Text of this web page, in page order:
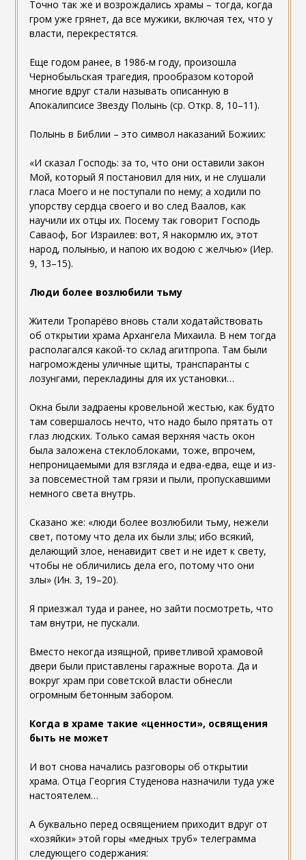
Точно так же и возрождались храмы – тогда, когда
гром уже грянет, да все мужики, включая тех, что у
власти, перекрестятся.
Еще годом ранее, в 1986-м году, произошла
Чернобыльская трагедия, прообразом которой
многие вдруг стали называть описанную в
Апокалипсисе Звезду Полынь (ср. Откр. 8, 10–11).
Полынь в Библии – это символ наказаний Божиих:
«И сказал Господь: за то, что они оставили закон
Мой, который Я постановил для них, и не слушали
гласа Моего и не поступали по нему; а ходили по
упорству сердца своего и во след Ваалов, как
научили их отцы их. Посему так говорит Господь
Саваоф, Бог Израилев: вот, Я накормлю их, этот
народ, полынью, и напою их водою с желчью» (Иер.
9, 13–15).
Люди более возлюбили тьму
Жители Тропарёво вновь стали ходатайствовать
об открытии храма Архангела Михаила. В нем тогда
располагался какой-то склад агитпропа. Там были
нагромождены уличные щиты, транспаранты с
лозунгами, перекладины для их установки…
Окна были задраены кровельной жестью, как будто
там совершалось нечто, что надо было прятать от
глаз людских. Только самая верхняя часть окон
была заложена стеклоблоками, тоже, впрочем,
непроницаемыми для взгляда и едва-едва, еще и из-
за повсеместной там грязи и пыли, пропускавшими
немного света внутрь.
Сказано же: «люди более возлюбили тьму, нежели
свет, потому что дела их были злы; ибо всякий,
делающий злое, ненавидит свет и не идет к свету,
чтобы не обличились дела его, потому что они
злы» (Ин. 3, 19–20).
Я приезжал туда и ранее, но зайти посмотреть, что
там внутри, не пускали.
Вместо некогда изящной, приветливой храмовой
двери были приставлены гаражные ворота. Да и
вокруг храм при советской власти обнесли
огромным бетонным забором.
Когда в храме такие «ценности», освящения
быть не может
И вот снова начались разговоры об открытии
храма. Отца Георгия Студенова назначили туда уже
настоятелем…
А буквально перед освящением приходит вдруг от
«хозяйки» этой горы «медных труб» телеграмма
следующего содержания: